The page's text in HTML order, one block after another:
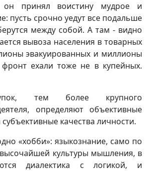
принял воистину мудрое и
пусть срочно уедут все подальше
между собой. А там - видно
вывоза населения в товарных
эвакуированных и миллионы
ехали тоже не в купейных.
тем более крупного
определяют объективные
субъективные качества личности.
«хобби»: языкознание, само по
культуры мышления, в
диалектика с логикой, и